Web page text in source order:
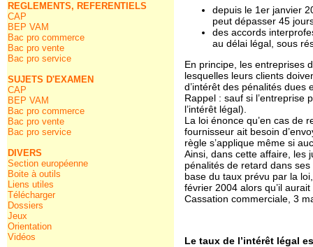
REGLEMENTS, REFERENTIELS
CAP
BEP VAM
Bac pro commerce
Bac pro vente
Bac pro service
SUJETS D'EXAMEN
CAP
BEP VAM
Bac pro commerce
Bac pro vente
Bac pro service
DIVERS
Section européenne
Boite à outils
Liens utiles
Télécharger
Dossiers
Jeux
Orientation
Vidéos
depuis le 1er janvier
peut dépasser 45
des accords
au délai légal, sous
En principe, les entreprises
lesquelles leurs clients
d’intérêt des pénalités dues
Rappel : sauf si l’entreprise
l’intérêt légal).
La loi énonce qu’en cas de
fournisseur ait besoin
règle s’applique même si
Ainsi, dans cette affaire, les
pénalités de retard dans
base du taux prévu par la
février 2004 alors qu’il
Cassation commerciale, 3
Le taux de l’intérêt légal